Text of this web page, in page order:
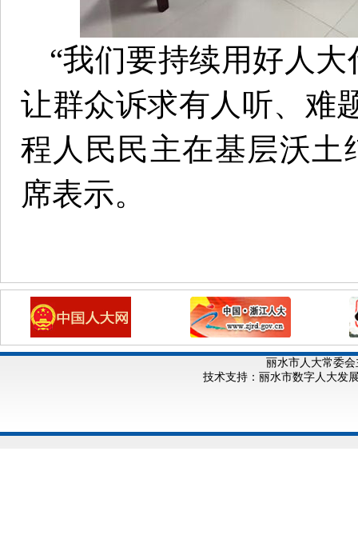
“我们要持续用好人大
让群众诉求有人听、难
程人民民主在基层沃土
席表示。
丽水市人大常委会
技术支持：丽水市数字人大发